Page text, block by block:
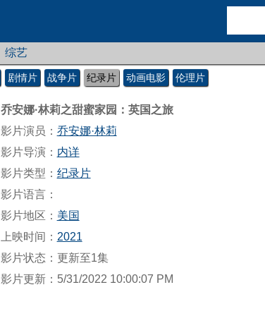
综艺
剧情片 战争片 纪录片 动画电影 伦理片
乔安娜·林莉之甜蜜家园：英国之旅
影片演员： 乔安娜·林莉
影片导演： 内详
影片类型： 纪录片
影片语言：
影片地区： 美国
上映时间： 2021
影片状态：更新至1集
影片更新：5/31/2022 10:00:07 PM